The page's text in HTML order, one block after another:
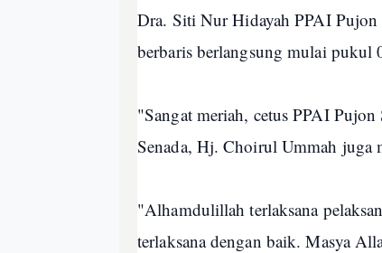
Dra. Siti Nur Hidayah PPAI Pujon
berbaris berlangsung mulai
"Sangat meriah, cetus PPAI
Senada, Hj. Choirul Ummah juga
"Alhamdulillah terlaksana
terlaksana dengan baik. Masya